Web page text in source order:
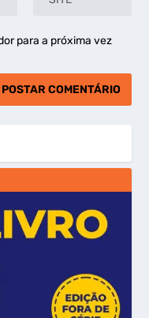
para a próxima vez